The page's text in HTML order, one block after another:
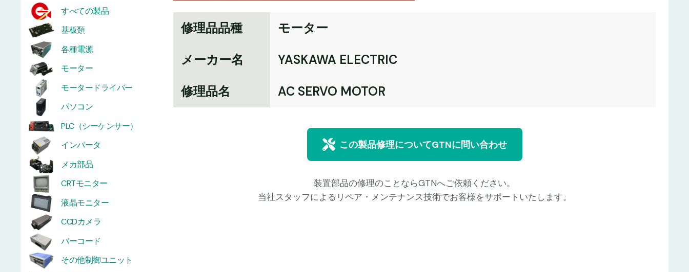
すべての製品
基板類
各種電源
モーター
モータードライバー
パソコン
PLC（シーケンサー）
インバータ
メカ部品
CRTモニター
液晶モニター
CCDカメラ
バーコード
その他制御ユニット
修理品品種
モーター
メーカー名
YASKAWA ELECTRIC
修理品名
AC SERVO MOTOR
この製品修理についてGTNに問い合わせ
装置部品の修理のことならGTNへご依頼ください。
当社スタッフによるリペア・メンテナンス技術でお客様をサポートいたします。